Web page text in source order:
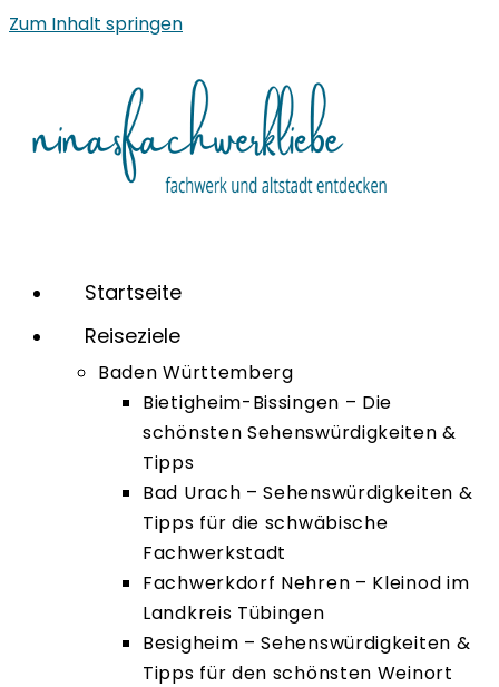
Zum Inhalt springen
Startseite
Reiseziele
Baden Württemberg
Bietigheim-Bissingen – Die
schönsten Sehenswürdigkeiten &
Tipps
Bad Urach – Sehenswürdigkeiten &
Tipps für die schwäbische
Fachwerkstadt
Fachwerkdorf Nehren – Kleinod im
Landkreis Tübingen
Besigheim – Sehenswürdigkeiten &
Tipps für den schönsten Weinort